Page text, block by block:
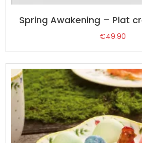
Spring Awakening – Plat
€49.90